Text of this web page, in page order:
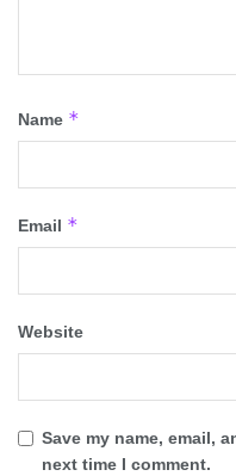
Name *
Email *
Website
Save my name, email,
next time I comment.